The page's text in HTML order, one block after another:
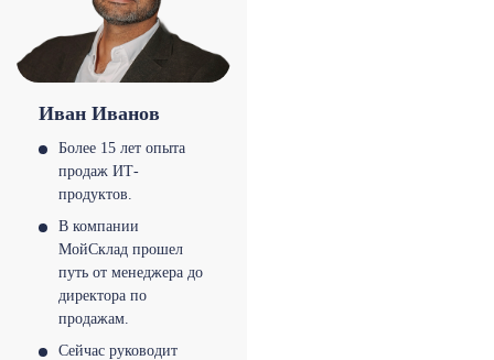
Иван Иванов
Более 15 лет опыта
продаж ИТ-
продуктов.
В компании
МойСклад прошел
путь от менеджера до
директора по
продажам.
Сейчас руководит